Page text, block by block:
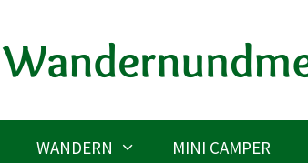
WANDERN MINI CAMPER